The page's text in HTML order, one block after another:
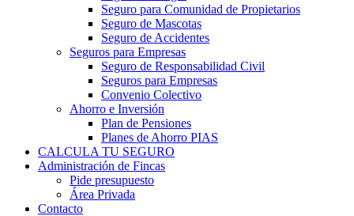
Seguro para Comunidad de Propietarios
Seguro de Mascotas
Seguro de Accidentes
Seguros para Empresas
Seguro de Responsabilidad Civil
Seguros para Empresas
Convenio Colectivo
Ahorro e Inversión
Plan de Pensiones
Planes de Ahorro PIAS
CALCULA TU SEGURO
Administración de Fincas
Pide presupuesto
Área Privada
Contacto